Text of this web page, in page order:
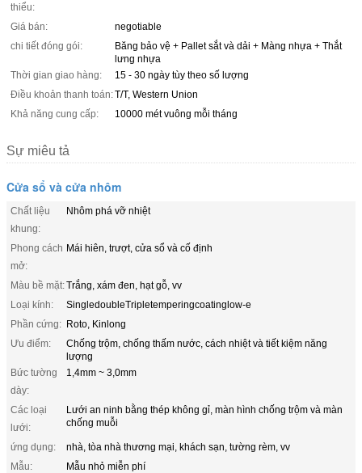
thiểu:
Giá bán:
negotiable
chi tiết đóng gói:
Băng bảo vệ + Pallet sắt và dải + Màng nhựa + Thắt
lưng nhựa
Thời gian giao hàng:
15 - 30 ngày tùy theo số lượng
Điều khoản thanh toán:T/T, Western Union
Khả năng cung cấp:
10000 mét vuông mỗi tháng
Sự miêu tả
Cửa sổ và cửa nhôm
Chất liệu
khung:
Nhôm phá vỡ nhiệt
Phong cách
mở:
Mái hiên, trượt, cửa sổ và cố định
Màu bề mặt:Trắng, xám đen, hạt gỗ, vv
Loại kính:
SingledoubleTripletemperingcoatinglow-e
Phần cứng: Roto, Kinlong
Ưu điểm:
Chống trộm, chống thấm nước, cách nhiệt và tiết kiệm năng
lượng
Bức tường
dày:
1,4mm ~ 3,0mm
Các loại
lưới:
Lưới an ninh bằng thép không gỉ, màn hình chống trộm và màn
chống muỗi
ứng dụng:
nhà, tòa nhà thương mại, khách sạn, tường rèm, vv
Mẫu:
Mẫu nhỏ miễn phí